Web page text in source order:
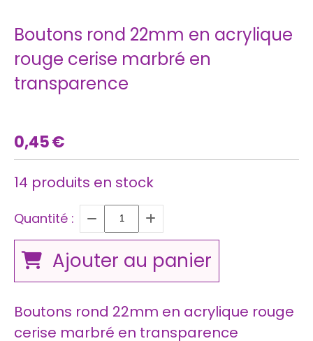
Boutons rond 22mm en acrylique
rouge cerise marbré en
transparence
0,45€
14 produits en stock
Quantité :
Ajouter au panier
Boutons rond 22mm en acrylique rouge
cerise marbré en transparence